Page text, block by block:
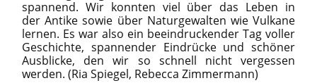
spannend. Wir konnten viel über das Leben in
der Antike sowie über Naturgewalten wie Vulkane
lernen. Es war also ein beeindruckender Tag voller
Geschichte, spannender Eindrücke und schöner
Ausblicke, den wir so schnell nicht vergessen
werden. (Ria Spiegel, Rebecca Zimmermann)